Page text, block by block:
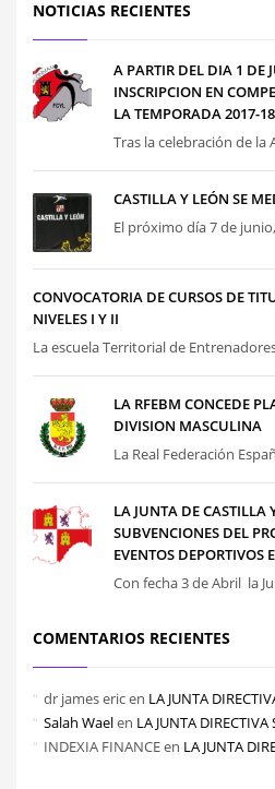
NOTICIAS RECIENTES
A PARTIR DEL DIA 1 DE
INSCRIPCION EN
LA TEMPORADA 2017-18
Tras la celebración de la
CASTILLA Y LEÓN SE
El próximo día 7 de
CONVOCATORIA DE CURSOS DE
NIVELES I Y II
La escuela Territorial de
LA RFEBM CONCEDE
DIVISION MASCULINA
La Real Federación
LA JUNTA DE CASTILLA
SUBVENCIONES DEL
EVENTOS DEPORTIVOS
Con fecha 3 de Abril la
COMENTARIOS RECIENTES
dr james ericen LA JUNTA
Salah Waelen LA JUNTA DIRECTIVA
INDEXIA FINANCEen LA JUNTA